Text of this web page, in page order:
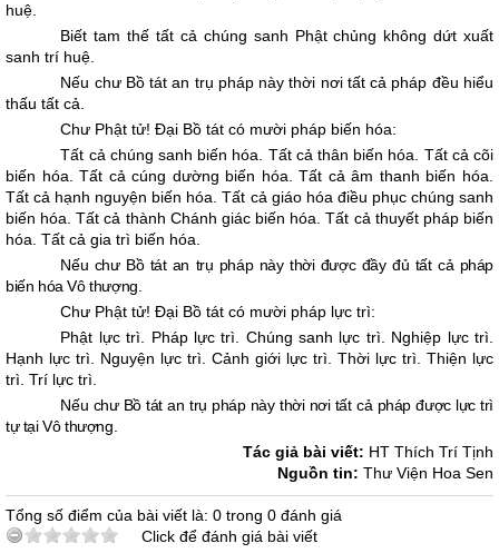
huệ.
Biết tam thế tất cả chúng sanh Phật chủng không dứt xuất
sanh trí huệ.
Nếu chư Bồ tát an trụ pháp này thời nơi tất cả pháp đều hiểu
thấu tất cả.
Chư Phật tử! Ðại Bồ tát có mười pháp biến hóa:
Tất cả chúng sanh biến hóa. Tất cả thân biến hóa. Tất cả cõi
biến hóa. Tất cả cúng dường biến hóa. Tất cả âm thanh biến hóa.
Tất cả hạnh nguyện biến hóa. Tất cả giáo hóa điều phục chúng sanh
biến hóa. Tất cả thành Chánh giác biến hóa. Tất cả thuyết pháp biến
hóa. Tất cả gia trì biến hóa.
Nếu chư Bồ tát an trụ pháp này thời được đầy đủ tất cả pháp
biến hóa Vô thượng.
Chư Phật tử! Ðại Bồ tát có mười pháp lực trì:
Phật lực trì. Pháp lực trì. Chúng sanh lực trì. Nghiệp lực trì.
Hạnh lực trì. Nguyện lực trì. Cảnh giới lực trì. Thời lực trì. Thiện lực
trì. Trí lực trì.
Nếu chư Bồ tát an trụ pháp này thời nơi tất cả pháp được lực trì
tự tại Vô thượng.
Tác giả bài viết: HT Thích Trí Tịnh
Nguồn tin: Thư Viện Hoa Sen
Tổng số điểm của bài viết là: 0 trong 0 đánh giá
Click để đánh giá bài viết